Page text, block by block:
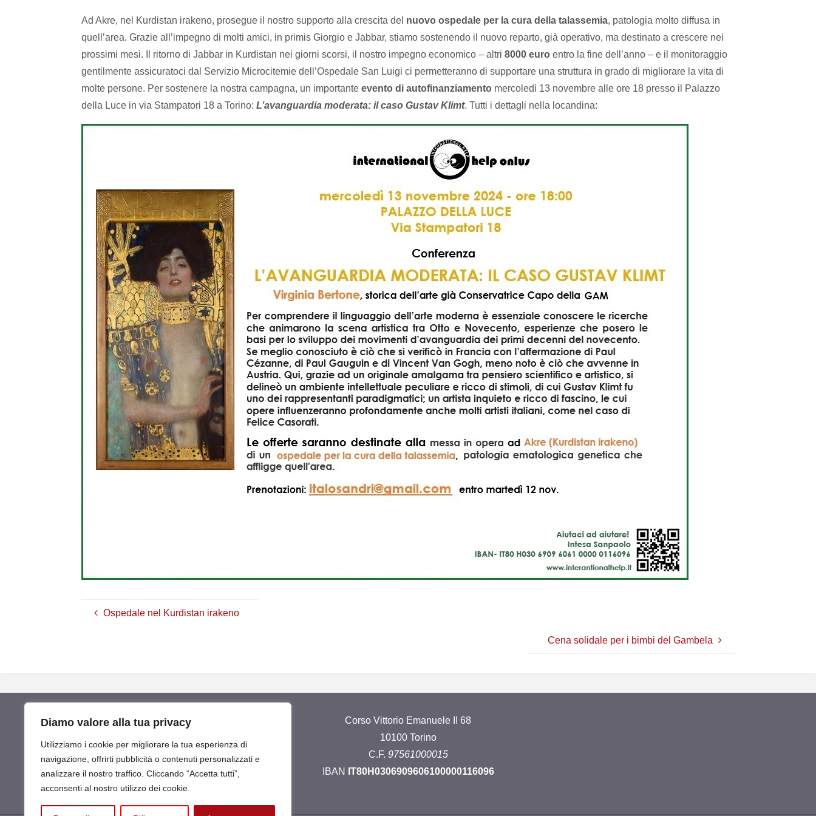
Diamo valore alla tua privacy
Utilizziamo i cookie per migliorare la tua esperienza di
navigazione, offrirti pubblicità o contenuti personalizzati e
analizzare il nostro traffico. Cliccando “Accetta tutti”,
acconsenti al nostro utilizzo dei cookie.
Ad Akre, nel Kurdistan irakeno, prosegue il nostro supporto alla crescita del nuovo ospedale per la cura della talassemia, patologia molto diffusa in
quell’area. Grazie all’impegno di molti amici, in primis Giorgio e Jabbar, stiamo sostenendo il nuovo reparto, già operativo, ma destinato a crescere nei
prossimi mesi. Il ritorno di Jabbar in Kurdistan nei giorni scorsi, il nostro impegno economico – altri8000 euro entro la fine dell’anno – e il monitoraggio
gentilmente assicuratoci dal Servizio Microcitemie dell’Ospedale San Luigi ci permetteranno di supportare una struttura in grado di migliorare la vita di
molte persone. Per sostenere la nostra campagna, un importanteevento di autofinanziamento mercoledì 13 novembre alle ore 18 presso il Palazzo
della Luce in via Stampatori 18 a Torino:L’avanguardia moderata: il caso Gustav Klimt. Tutti i dettagli nella locandina:
Ospedale nel Kurdistan irakeno
Cena solidale per i bimbi del Gambela
Corso Vittorio Emanuele II 68
10100 Torino
C.F. 97561000015
IBAN
IT80H0306909606100000116096